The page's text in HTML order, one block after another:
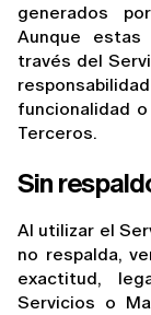
generados
Aunque
través del
funcionalidad
Terceros.
Sin
Al utilizar el
no respalda,
exactitud,
Servicios o